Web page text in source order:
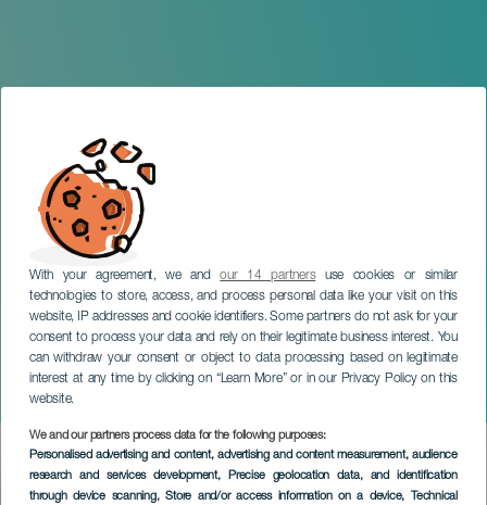
With your agreement, we andour 14 partnersuse cookies or similar
technologies to store, access, and process personal data like your visit on this
website, IP addresses and cookie identifiers. Some partners do not ask for your
consent to process your data and rely on their legitimate business interest. You
can withdraw your consent or object to data processing based on legitimate
interest at any time by clicking on “Learn More” or in our Privacy Policy on this
website.
We and our partners process data for the following purposes:
Personalised advertising and content, advertising and content measurement, audience
research and services development, Precise geolocation data, and identification
through device scanning, Store and/or access information on a device, Technical
La musica di Tegala: un
viaggio nella nostalgia
LANZAROTE
Imagen
Listado